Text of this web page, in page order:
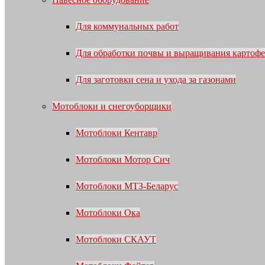
Для коммунальных работ
Для обработки почвы и выращивания
Для заготовки сена и ухода за газонами
Мотоблоки и снегоуборщики
Мотоблоки Кентавр
Мотоблоки Мотор Сич
Мотоблоки МТЗ-Беларус
Мотоблоки Ока
Мотоблоки СКАУТ